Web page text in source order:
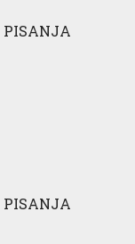
PISANJA
PISANJA